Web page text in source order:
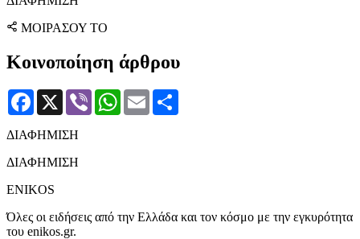
ΜΟΙΡΑΣΟΥ ΤΟ
Κοινοποίηση άρθρου
Facebook
X Viber WhatsApp
Email
ΔΙΑΦΗΜΙΣΗ
ΔΙΑΦΗΜΙΣΗ
ENIKOS
Όλες οι ειδήσεις από την Ελλάδα και τον κόσμο με την εγκυρότητα
του enikos.gr.